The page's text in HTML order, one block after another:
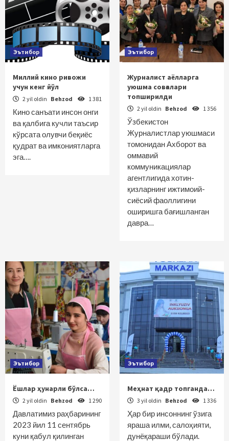
Эътибор
Миллий кино ривожи
учун кенг йўл
2 yil oldin Behzod 1 381
Кино санъати инсон онги
ва қалбига кучли таъсир
кўрсата олувчи беқиёс
қудрат ва имкониятларга
эга….
Эътибор
Журналист аёлларга
уюшма совғалари
топширилди
2 yil oldin Behzod 1 356
Ўзбекистон
Журналистлар уюшмаси
томонидан Ахборот ва
оммавий
коммуникациялар
агентлигида хотин-
қизларнинг ижтимоий-
сиёсий фаоллигини
оширишга бағишланган
давра…
Эътибор
Ёшлар ҳунарли бўлса…
2 yil oldin Behzod 1 290
Давлатимиз раҳбарининг
2023 йил 11 сентябрь
куни қабул қилинган
Эътибор
Меҳнат қадр топганда…
3 yil oldin Behzod 1 336
Ҳар бир инсоннинг ўзига
яраша илми, салоҳияти,
дунёқараши бўлади.